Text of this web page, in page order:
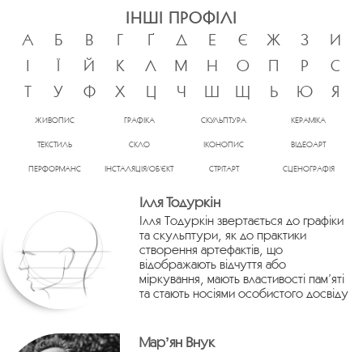
ІНШІ ПРОФІЛІ
А
Б В Г Ґ Д Е Є Ж З
И
І
Ї Й К Л М Н О П Р
С
Т
У Ф Х Ц Ч Ш Щ Ь Ю Я
ЖИВОПИС ГРАФІКА СКУЛЬПТУРА КЕРАМІКА
ТЕКСТИЛЬ СКЛО ІКОНОПИС ВІДЕОАРТ
ПЕРФОРМАНС ІНСТАЛЯЦІЯ/ОБ’ЄКТ СТРІТАРТ СЦЕНОГРАФІЯ
Ілля Тодуркін
Ілля Тодуркін звертається до графіки
та скульптури, як до практики
створення артефактів, що
відображають відчуття або
міркування, мають властивості пам’яті
та стають носіями особистого досвіду
Марʼян Внук